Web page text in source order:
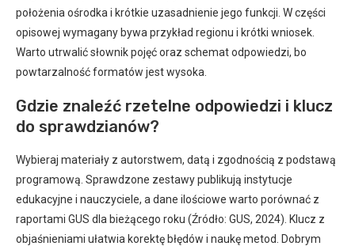
położenia ośrodka i krótkie uzasadnienie jego funkcji. W części
opisowej wymagany bywa przykład regionu i krótki wniosek.
Warto utrwalić słownik pojęć oraz schemat odpowiedzi, bo
powtarzalność formatów jest wysoka.
Gdzie znaleźć rzetelne odpowiedzi i klucz
do sprawdzianów?
Wybieraj materiały z autorstwem, datą i zgodnością z podstawą
programową. Sprawdzone zestawy publikują instytucje
edukacyjne i nauczyciele, a dane ilościowe warto porównać z
raportami GUS dla bieżącego roku (Źródło: GUS, 2024). Klucz z
objaśnieniami ułatwia korektę błędów i naukę metod. Dobrym